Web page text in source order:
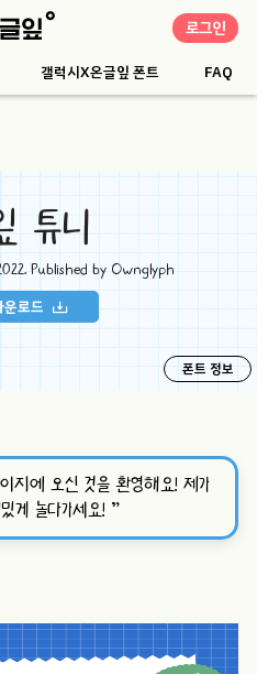
로그인
갤럭시X온글잎 폰트 FAQ
튜니
Published by Ownglyph
로드
폰트 정보
지에 오신 것을 환영해요! 제가
게 놀다가세요!”